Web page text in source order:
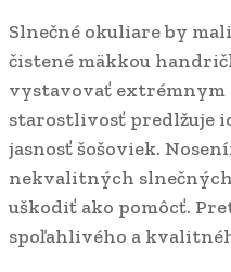
Slnečné okuliare by
čistené mäkkou
vystavovať extrémnym
starostlivosť predlžuje
jasnosť šošoviek.
nekvalitných
uškodiť ako pomôcť.
spoľahlivého a